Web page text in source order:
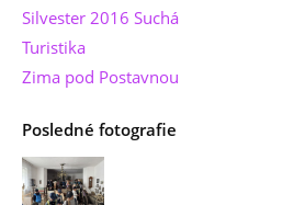
Silvester 2016 Suchá
Turistika
Zima pod Postavnou
Posledné fotografie